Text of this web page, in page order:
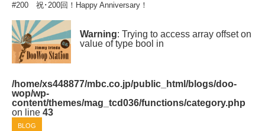
#200 祝･200回！Happy Anniversary！
Warning: Trying to access array offset on
value of type bool in
/home/xs448877/mbc.co.jp/public_html/blogs/doo-
wop/wp-
content/themes/mag_tcd036/functions/category.php
on line 43
BLOG